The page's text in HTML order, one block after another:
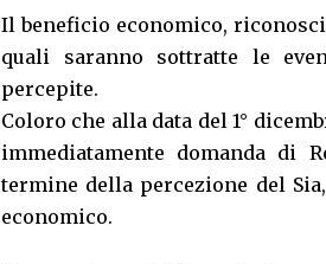
Il beneficio economico,
quali saranno sottratte le
percepite.
Coloro che alla data del 1°
immediatamente domanda di
termine della percezione del
economico.